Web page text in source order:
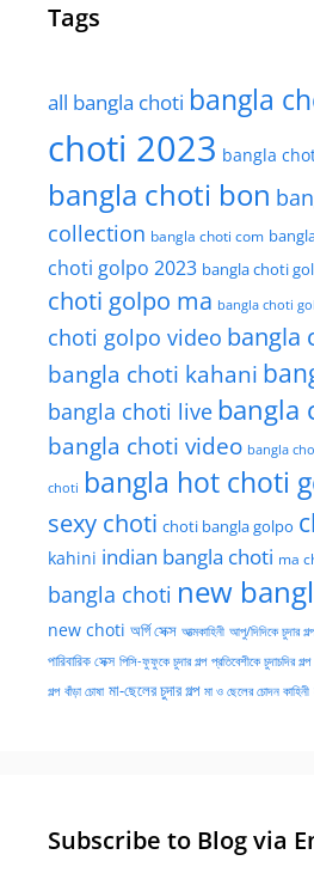
Tags
all bangla choti bangla
choti 2023 bangla
bangla choti bon
collection bangla choti com
choti golpo 2023 bangla choti
choti golpo ma bangla choti
choti golpo video bangla
bangla choti kahani
bangla choti live bangla
bangla choti video bangla
choti bangla hot choti
sexy choti choti bangla golpo
kahini indian bangla choti ma
bangla choti new
new choti অর্গি সেক্স আত্মকাহিনী আপু/দিদিকে চুদার গল্প
পারিবারিক সেক্স পিসি-ফুফুকে চুদার গল্প প্রতিবেশীকে চুদাচদির গল্প
গল্প বাঁড়া চোষা মা-ছেলের চুদার গল্প মা ও ছেলের চোদন কাহিনী
Subscribe to Blog via